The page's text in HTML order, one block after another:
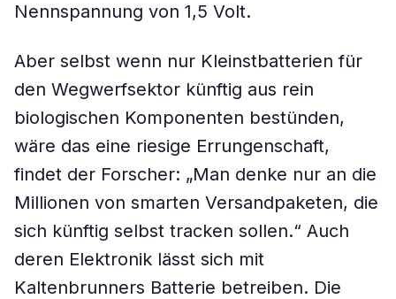
Nennspannung von 1,5 Volt.
Aber selbst wenn nur Kleinstbatterien für
den Wegwerfsektor künftig aus rein
biologischen Komponenten bestünden,
wäre das eine riesige Errungenschaft,
findet der Forscher: „Man denke nur an die
Millionen von smarten Versandpaketen, die
sich künftig selbst tracken sollen.“ Auch
deren Elektronik lässt sich mit
Kaltenbrunners Batterie betreiben. Die